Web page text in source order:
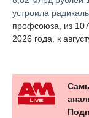
устроила
профсоюза, из
2026 года, к